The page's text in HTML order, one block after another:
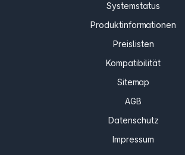
Systemstatus
Produktinformationen
Preislisten
Kompatibilität
Sitemap
AGB
Datenschutz
Impressum